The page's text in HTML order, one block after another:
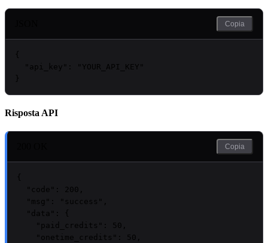
Copia
{
"api_key" : " YOUR_API_KEY "
}
Risposta API
Copia
{
"code" : 200
"msg" : "success"
"data" : {
"paid_credits" : 50
"onetime_credits" : 50